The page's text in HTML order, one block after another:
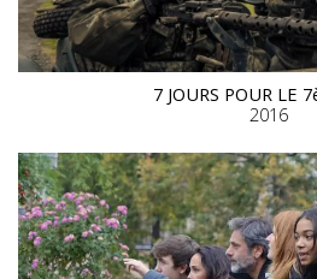
7 JOURS POUR LE
2016